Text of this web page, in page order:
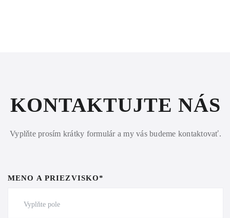
KONTAKTUJTE NÁS
Vyplňte prosím krátky formulár a my vás budeme kontaktovať.
MENO A PRIEZVISKO*